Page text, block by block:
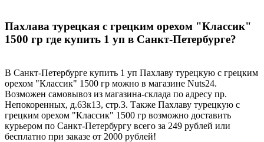
Пахлава турецкая с грецким орехом "Классик"
1500 гр где купить 1 уп в Санкт-Петербурге?
В Санкт-Петербурге купить 1 уп Пахлаву турецкую с грецким
орехом "Классик" 1500 гр можно в магазине Nuts24.
Возможен самовывоз из магазина-склада по адресу пр.
Непокоренных, д.63к13, стр.3. Также Пахлаву турецкую с
грецким орехом "Классик" 1500 гр возможно доставить
курьером по Санкт-Петербургу всего за 249 рублей или
бесплатно при заказе от 2000 рублей!